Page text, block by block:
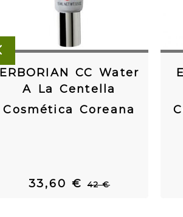
ERBORIAN CC Water
A La Centella
Cosmética Coreana
33,60 €42 €
ANTERIOR